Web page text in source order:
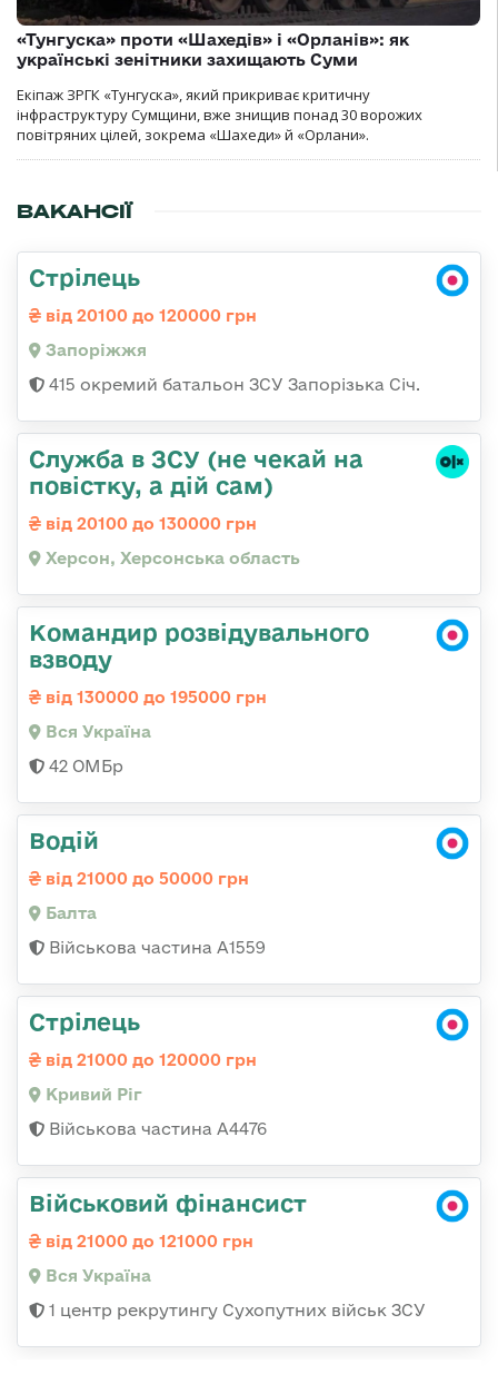
«Тунгуска» проти «Шахедів» і «Орланів»: як
українські зенітники захищають Суми
Екіпаж ЗРГК «Тунгуска», який прикриває критичну
інфраструктуру Сумщини, вже знищив понад 30 ворожих
повітряних цілей, зокрема «Шахеди» й «Орлани».
ВАКАНСІЇ
Стрілець
від 20100 до 120000 грн
Запоріжжя
415 окремий батальон ЗСУ Запорізька Січ.
Служба в ЗСУ (не чекай на
повістку, а дій сам)
від 20100 до 130000 грн
Херсон, Херсонська область
Командир розвідувального
взводу
від 130000 до 195000 грн
Вся Україна
42 ОМБр
Водій
від 21000 до 50000 грн
Балта
Військова частина А1559
Стрілець
від 21000 до 120000 грн
Кривий Ріг
Військова частина А4476
Військовий фінансист
від 21000 до 121000 грн
Вся Україна
1 центр рекрутингу Сухопутних військ ЗСУ